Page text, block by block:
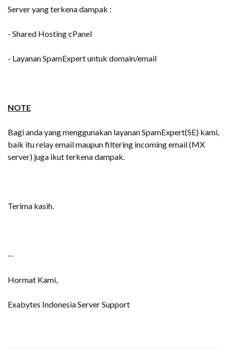
Server yang terkena dampak :
- Shared Hosting cPanel
- Layanan SpamExpert untuk domain/email
NOTE
Bagi anda yang menggunakan layanan SpamExpert(SE) kami,
baik itu relay email maupun filtering incoming email (MX
server) juga ikut terkena dampak.
Terima kasih.
--
Hormat Kami,
Exabytes Indonesia Server Support